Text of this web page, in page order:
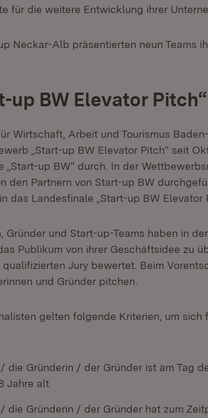
für die weitere Entwicklung ihrer
Neckar-Alb präsentierten neun Teams
up BW Elevator Pitch“
Wirtschaft, Arbeit und Tourismus
„Start-up BW Elevator Pitch“ seit
„Start-up BW“ durch. In der
den Partnern von Start-up BW
das Landesfinale „Start-up BW Elevator
Gründer und Start-up-Teams haben in
Publikum von ihrer Geschäftsidee zu
Jury bewertet. Beim
und Gründer pitchen.
gelten folgende Kriterien, um sich
die Gründerin / der Gründer ist am Tag
Jahre alt
die Gründerin / der Gründer hat zum